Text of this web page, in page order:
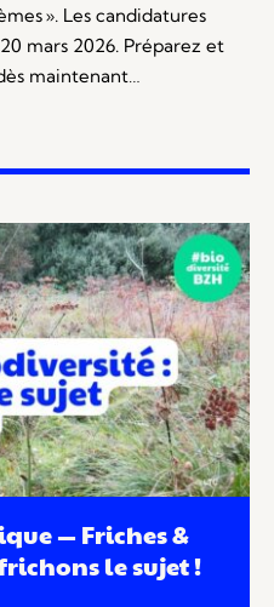
». Les candidatures
mars 2026. Préparez et
maintenant…
— Friches &
le sujet !